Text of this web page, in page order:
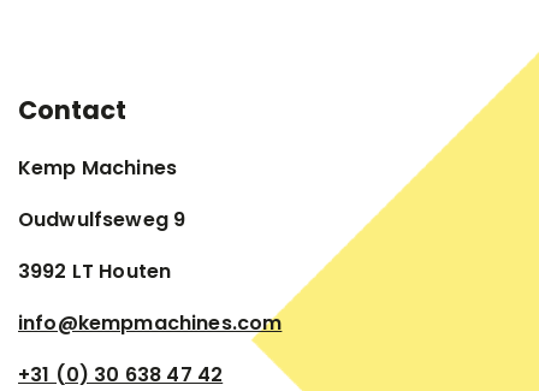
Contact
Kemp Machines
Oudwulfseweg 9
3992 LT Houten
info@kempmachines.com
+31 (0) 30 638 47 42